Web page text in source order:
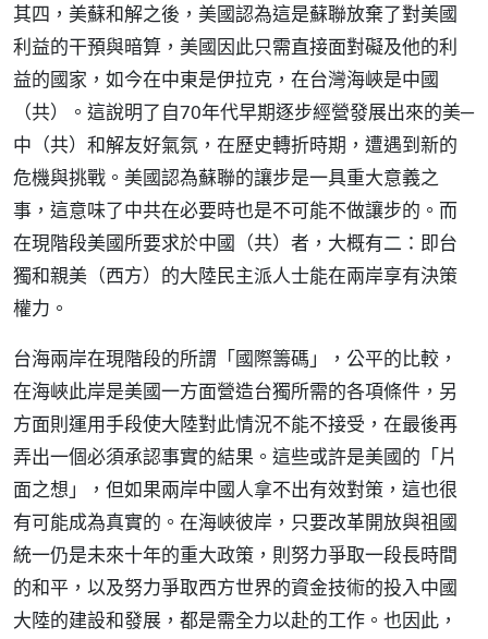
其四，美蘇和解之後，美國認為這是蘇聯放棄了對美國
利益的干預與暗算，美國因此只需直接面對礙及他的利
益的國家，如今在中東是伊拉克，在台灣海峽是中國
（共）。這說明了自70年代早期逐步經營發展出來的美─
中（共）和解友好氣氛，在歷史轉折時期，遭遇到新的
危機與挑戰。美國認為蘇聯的讓步是一具重大意義之
事，這意味了中共在必要時也是不可能不做讓步的。而
在現階段美國所要求於中國（共）者，大概有二：即台
獨和親美（西方）的大陸民主派人士能在兩岸享有決策
權力。
台海兩岸在現階段的所謂「國際籌碼」，公平的比較，
在海峽此岸是美國一方面營造台獨所需的各項條件，另
方面則運用手段使大陸對此情況不能不接受，在最後再
弄出一個必須承認事實的結果。這些或許是美國的「片
面之想」，但如果兩岸中國人拿不出有效對策，這也很
有可能成為真實的。在海峽彼岸，只要改革開放與祖國
統一仍是未來十年的重大政策，則努力爭取一段長時間
的和平，以及努力爭取西方世界的資金技術的投入中國
大陸的建設和發展，都是需全力以赴的工作。也因此，